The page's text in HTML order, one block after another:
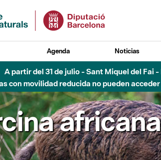
Agenda Noticias
6 de agosto - Parque Fluvial Besós -
africana